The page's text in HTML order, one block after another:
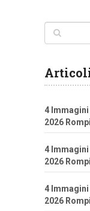
4
2026
4
2026
4
2026